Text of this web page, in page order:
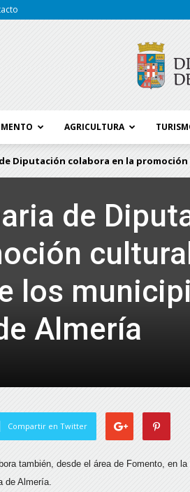
AGRICULTURA
Diputación colabora en la
de
los
Almería
Compartir en Twitter
también, desde el área de Fomento, en
de Almería.